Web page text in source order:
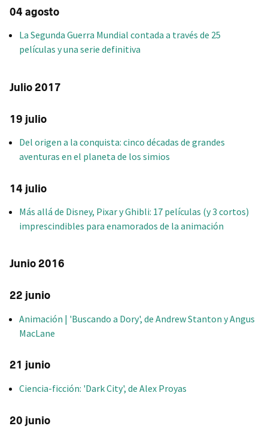
04 agosto
La Segunda Guerra Mundial contada a través de 25
películas y una serie definitiva
Julio 2017
19 julio
Del origen a la conquista: cinco décadas de grandes
aventuras en el planeta de los simios
14 julio
Más allá de Disney, Pixar y Ghibli: 17 películas (y 3 cortos)
imprescindibles para enamorados de la animación
Junio 2016
22 junio
Animación | 'Buscando a Dory', de Andrew Stanton y Angus
MacLane
21 junio
Ciencia-ficción: 'Dark City', de Alex Proyas
20 junio